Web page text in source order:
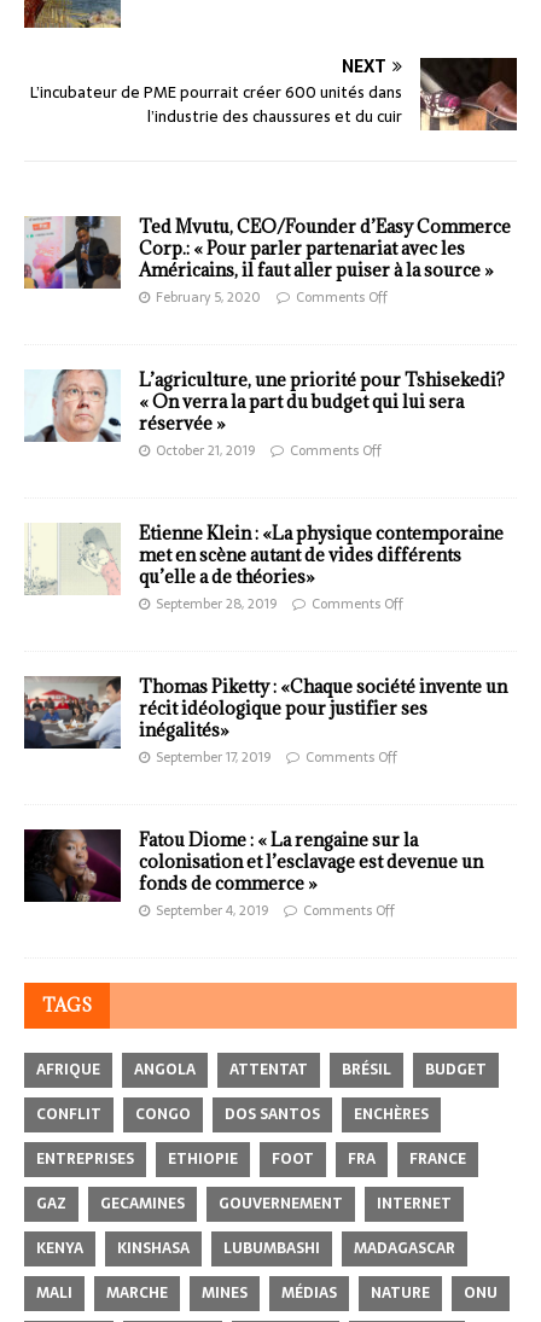
NEXT
L’incubateur de PME pourrait créer 600 unités dans
l’industrie des chaussures et du cuir
Ted Mvutu, CEO/Founder d’Easy Commerce
Corp.: « Pour parler partenariat avec les
Américains, il faut aller puiser à la source »
February 5, 2020 Comments Off
L’agriculture, une priorité pour Tshisekedi?
« On verra la part du budget qui lui sera
réservée »
October 21, 2019 Comments Off
Etienne Klein : «La physique contemporaine
met en scène autant de vides différents
qu’elle a de théories»
September 28, 2019 Comments Off
Thomas Piketty : «Chaque société invente un
récit idéologique pour justifier ses
inégalités»
September 17, 2019 Comments Off
Fatou Diome : « La rengaine sur la
colonisation et l’esclavage est devenue un
fonds de commerce »
September 4, 2019 Comments Off
TAGS
AFRIQUE ANGOLA ATTENTAT BRÉSIL
BUDGET
CONFLIT
CONGO DOS SANTOS
ENCHÈRES
ENTREPRISES
ETHIOPIE FOOT FRA
FRANCE
GAZ
GECAMINES GOUVERNEMENT
INTERNET
KENYA
KINSHASA LUBUMBASHI
MADAGASCAR
MALI
MARCHE MINES MÉDIAS NATURE ONU